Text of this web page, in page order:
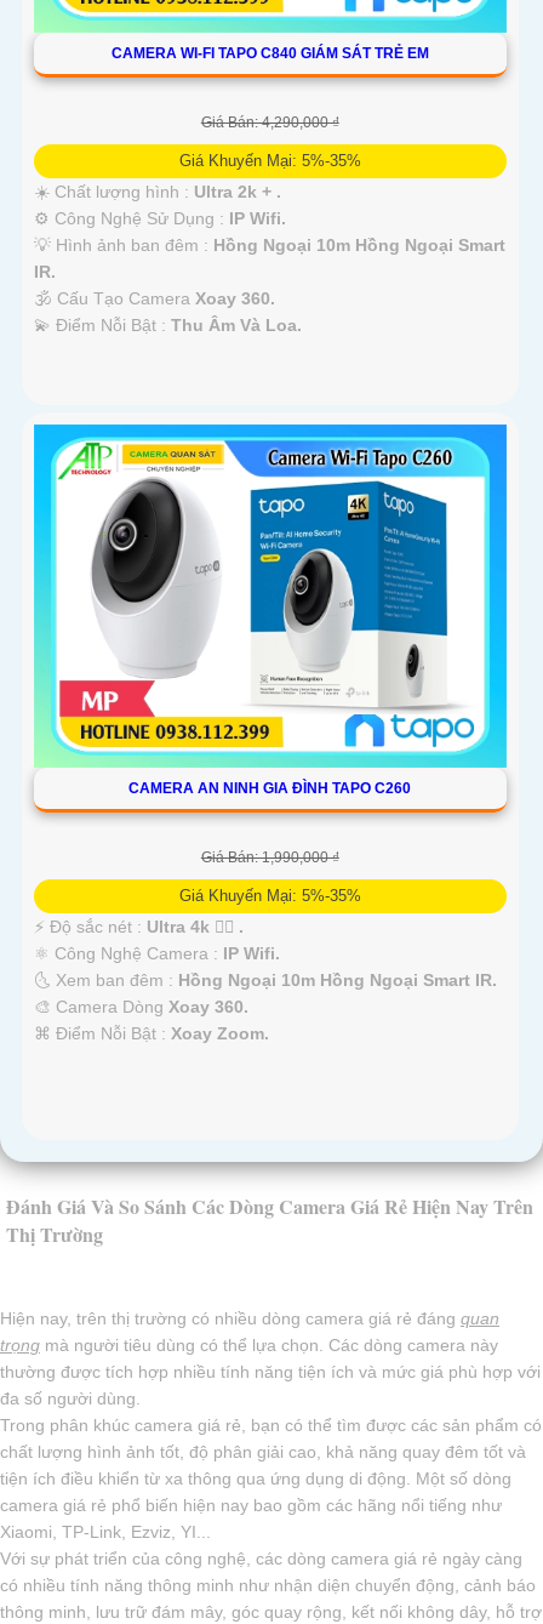
CAMERA WI-FI TAPO C840 GIÁM SÁT TRẺ EM
Giá Bán: 4,290,000 ₫
Giá Khuyến Mại: 5%-35%
☀️ Chất lượng hình : Ultra 2k + .
⚙ Công Nghệ Sử Dụng : IP Wifi.
💡 Hình ảnh ban đêm : Hồng Ngoại 10m Hồng Ngoại Smart
IR.
🕉️ Cấu Tạo Camera Xoay 360.
️💫 Điểm Nỗi Bật : Thu Âm Và Loa.
CAMERA AN NINH GIA ĐÌNH TAPO C260
Giá Bán: 1,990,000 ₫
Giá Khuyến Mại: 5%-35%
️⚡ Độ sắc nét : Ultra 4k 👍🏾 .
⚛️ Công Nghệ Camera : IP Wifi.
🌜 Xem ban đêm : Hồng Ngoại 10m Hồng Ngoại Smart IR.
🎨 Camera Dòng Xoay 360.
️⌘ Điểm Nỗi Bật : Xoay Zoom.
Đánh Giá Và So Sánh Các Dòng Camera Giá Rẻ Hiện Nay Trên
Thị Trường
Hiện nay, trên thị trường có nhiều dòng camera giá rẻ đáng quan
trọng mà người tiêu dùng có thể lựa chọn. Các dòng camera này
thường được tích hợp nhiều tính năng tiện ích và mức giá phù hợp với
đa số người dùng.
Trong phân khúc camera giá rẻ, bạn có thể tìm được các sản phẩm có
chất lượng hình ảnh tốt, độ phân giải cao, khả năng quay đêm tốt và
tiện ích điều khiển từ xa thông qua ứng dụng di động. Một số dòng
camera giá rẻ phổ biến hiện nay bao gồm các hãng nổi tiếng như
Xiaomi, TP-Link, Ezviz, YI...
Với sự phát triển của công nghệ, các dòng camera giá rẻ ngày càng
có nhiều tính năng thông minh như nhận diện chuyển động, cảnh báo
thông minh, lưu trữ đám mây, góc quay rộng, kết nối không dây, hỗ trợ